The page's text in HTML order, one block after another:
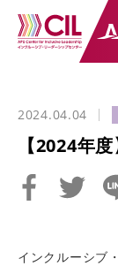
2024.04.04
【2024年
インクルーシブ